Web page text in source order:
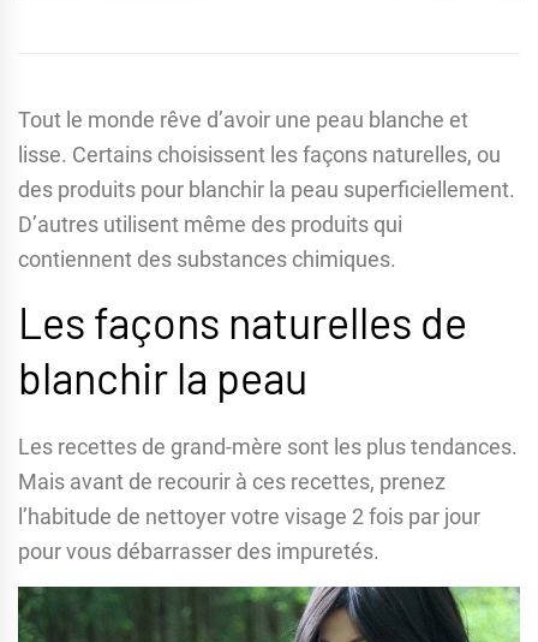
Tout le monde rêve d’avoir une peau blanche et
lisse. Certains choisissent les façons naturelles, ou
des produits pour blanchir la peau superficiellement.
D’autres utilisent même des produits qui
contiennent des substances chimiques.
Les façons naturelles de
blanchir la peau
Les recettes de grand-mère sont les plus tendances.
Mais avant de recourir à ces recettes, prenez
l’habitude de nettoyer votre visage 2 fois par jour
pour vous débarrasser des impuretés.